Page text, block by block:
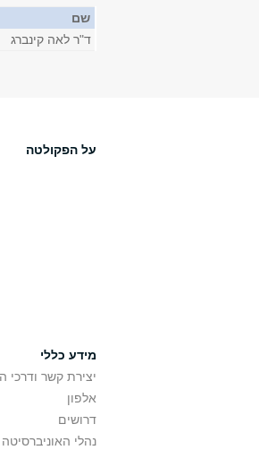
שם
ד"ר לאה קינברג
על הפקולטה
מידע כללי
יצירת קשר ודרכי
אלפון
דרושים
נהלי האוניברסיטה